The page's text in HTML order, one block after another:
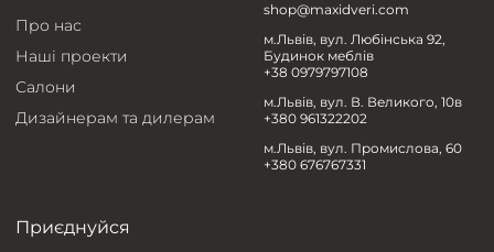
Про нас
Наші проекти
Салони
Дизайнерам та дилерам
shop@maxidveri.com
м.Львів, вул. Любінська 92,
Будинок меблів
+38 0979797108
м.Львів, вул. В. Великого, 10в
+380 961322202
м.Львів, вул. Промислова, 60
+380 676767331
Приєднуйся